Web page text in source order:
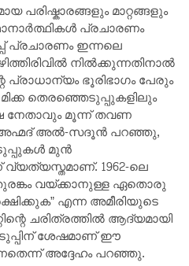
പരിഷ്കാരങ്ങളും മാറ്റങ്ങളും
പ്രചാരണം
പ്രചാരണം ഇന്നലെ
നിൽക്കുന്നതിനാൽ
പ്രാധാന്യം ഭൂരിഭാഗം പേരും
മിക്ക തെരഞ്ഞെടുപ്പുകളിലും
നേതാവും മൂന്ന് തവണ
അഹ്മദ് അൽ-സദൂൻ പറഞ്ഞു,
മുൻ
1962-ലെ
വയ്ക്കാനുള്ള ഏതൊരു
എന്ന അമീരിയുടെ
ചരിത്രത്തിൽ ആദ്യമായി
ശേഷമാണ് ഈ
അദ്ദേഹം പറഞ്ഞു.